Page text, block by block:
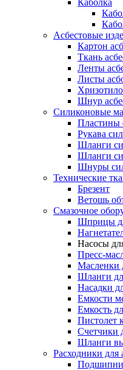
Каболка
Асбестовые
Картон
Ткань
Ленты
Листы
Шнур
Силиконовые
Пластины
Рукава
Шланги
Шланги
Шнуры
Технические
Брезент
Ветошь
Смазочное
Шприцы
Насосы
Пресс-
Масленки
Шланги
Насадки
Емкости
Емкость
Пистолет
Счетчики
Шланги
Расходники для